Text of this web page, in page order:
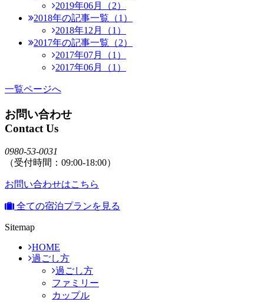
2019年06月（2）
2018年の記事一覧（1）
2018年12月（1）
2017年の記事一覧（2）
2017年07月（1）
2017年06月（1）
一覧ページへ
お問い合わせ
Contact Us
0980-53-0031
（受付時間：09:00-18:00）
お問い合わせはこちら
全ての宿泊プランを見る
Sitemap
HOME
過ごし方
過ごし方
ファミリー
カップル